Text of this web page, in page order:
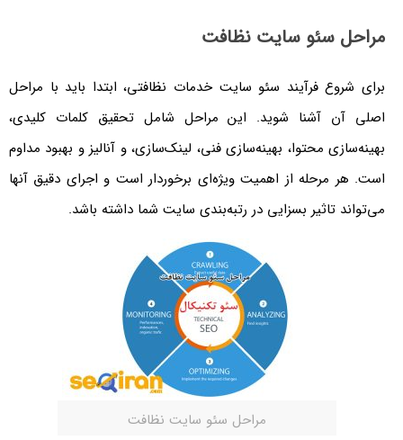
مراحل سئو سایت نظافت
برای شروع فرآیند سئو سایت خدمات نظافتی، ابتدا باید با مراحل
اصلی آن آشنا شوید. این مراحل شامل تحقیق کلمات کلیدی،
بهینه‌سازی محتوا، بهینه‌سازی فنی، لینک‌سازی، و آنالیز و بهبود مداوم
است. هر مرحله از اهمیت ویژه‌ای برخوردار است و اجرای دقیق آنها
می‌تواند تاثیر بسزایی در رتبه‌بندی سایت شما داشته باشد.
مراحل سئو سایت نظافت